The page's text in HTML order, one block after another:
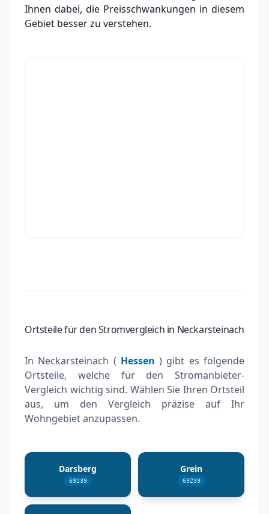
Ihnen dabei, die Preisschwankungen in diesem
Gebiet besser zu verstehen.
Ortsteile für den Stromvergleich in Neckarsteinach
In Neckarsteinach ( Hessen ) gibt es folgende
Ortsteile, welche für den Stromanbieter-
Vergleich wichtig sind. Wählen Sie Ihren Ortsteil
aus, um den Vergleich präzise auf Ihr
Wohngebiet anzupassen.
Darsberg
69239
Grein
69239